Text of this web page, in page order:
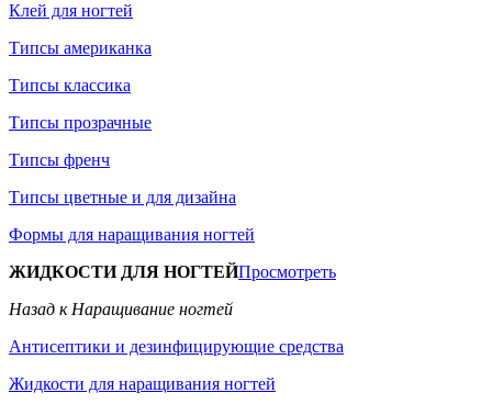
Клей для ногтей
Типсы американка
Типсы классика
Типсы прозрачные
Типсы френч
Типсы цветные и для дизайна
Формы для наращивания ногтей
ЖИДКОСТИ ДЛЯ НОГТЕЙПросмотреть
Назад к Наращивание ногтей
Антисептики и дезинфицирующие средства
Жидкости для наращивания ногтей